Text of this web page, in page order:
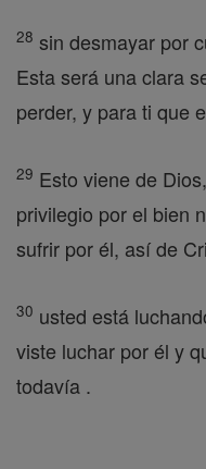
28 sin desmayar por
Esta será una clara
perder, y para ti que
29 Esto viene de
privilegio por el bien
sufrir por él, así de
30 usted está
viste luchar por él y
todavía .